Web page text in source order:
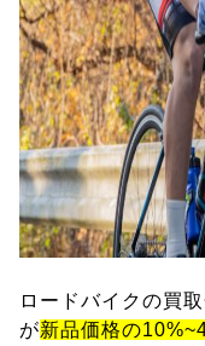
ロードバイクの買
が新品価格の